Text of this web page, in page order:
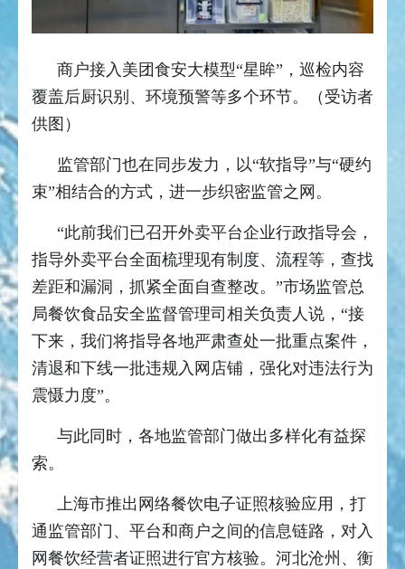
商户接入美团食安大模型“星眸”，巡检内容
覆盖后厨识别、环境预警等多个环节。（受访者
供图）
监管部门也在同步发力，以“软指导”与“硬约
束”相结合的方式，进一步织密监管之网。
“此前我们已召开外卖平台企业行政指导会，
指导外卖平台全面梳理现有制度、流程等，查找
差距和漏洞，抓紧全面自查整改。”市场监管总
局餐饮食品安全监督管理司相关负责人说，“接
下来，我们将指导各地严肃查处一批重点案件，
清退和下线一批违规入网店铺，强化对违法行为
震慑力度”。
与此同时，各地监管部门做出多样化有益探
索。
上海市推出网络餐饮电子证照核验应用，打
通监管部门、平台和商户之间的信息链路，对入
网餐饮经营者证照进行官方核验。河北沧州、衡